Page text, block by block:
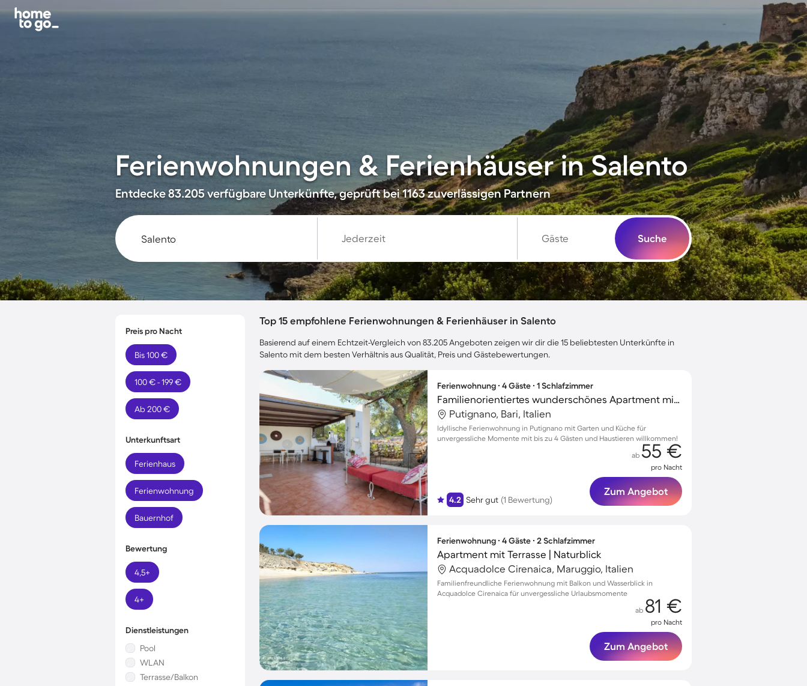
Ferienwohnungen & Ferienhäuser in Salento
Entdecke 83.205 verfügbare Unterkünfte, geprüft bei 1163 zuverlässigen Partnern
Jederzeit Gäste Suche
Preis pro Nacht
Bis 100 €
100 € - 199 €
Ab 200 €
Unterkunftsart
Ferienhaus
Ferienwohnung
Bauernhof
Bewertung
4,5+
4+
Dienstleistungen
Pool
WLAN
Terrasse/Balkon
Top 15 empfohlene Ferienwohnungen & Ferienhäuser in Salento
Basierend auf einem Echtzeit-Vergleich von 83.205 Angeboten zeigen wir dir die 15 beliebtesten Unterkünfte in
Salento mit dem besten Verhältnis aus Qualität, Preis und Gästebewertungen.
Ferienwohnung ∙ 4 Gäste ∙ 1 Schlafzimmer
Familienorientiertes wunderschönes Apartment mit Garten, Terrasse und schnellem Internet | Gartenblick | Hunde erlaubt
Putignano, Bari, Italien
Idyllische Ferienwohnung in Putignano mit Garten und Küche für
unvergessliche Momente mit bis zu 4 Gästen und Haustieren willkommen!
4.2 Sehr gut (1 Bewertung)
ab 55 €
pro Nacht
Zum Angebot
Ferienwohnung ∙ 4 Gäste ∙ 2 Schlafzimmer
Apartment mit Terrasse | Naturblick
Acquadolce Cirenaica, Maruggio, Italien
Familienfreundliche Ferienwohnung mit Balkon und Wasserblick in
Acquadolce Cirenaica für unvergessliche Urlaubsmomente
ab 81 €
pro Nacht
Zum Angebot